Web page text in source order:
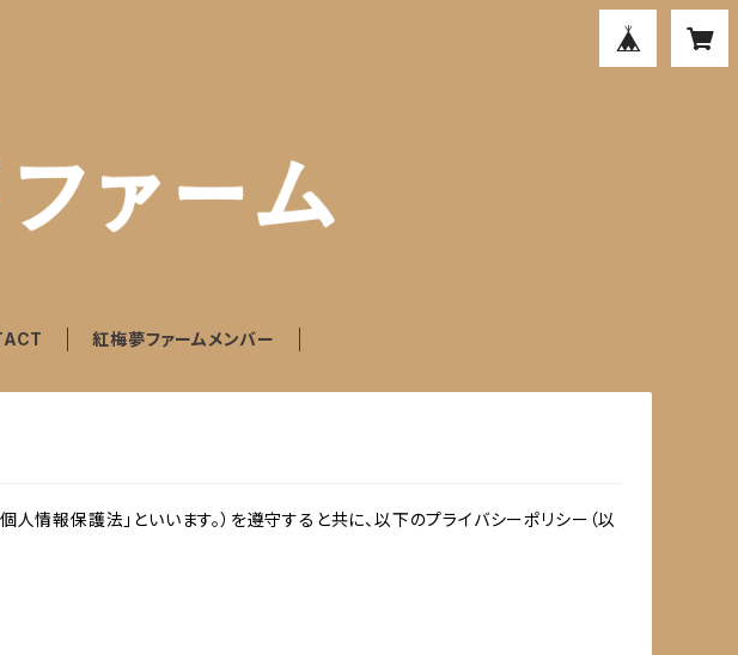
紅梅夢ファームメンバー
情報保護法」といいます。）を遵守すると共に、以下のプライバシーポリシー（以